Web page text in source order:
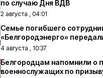
по случаю Дня ВДВ
2 августа , 04:01
Семье погибшего
«Белгородэнерго»
4 августа , 10:37
Белгородцам напомнили о
военнослужащих по